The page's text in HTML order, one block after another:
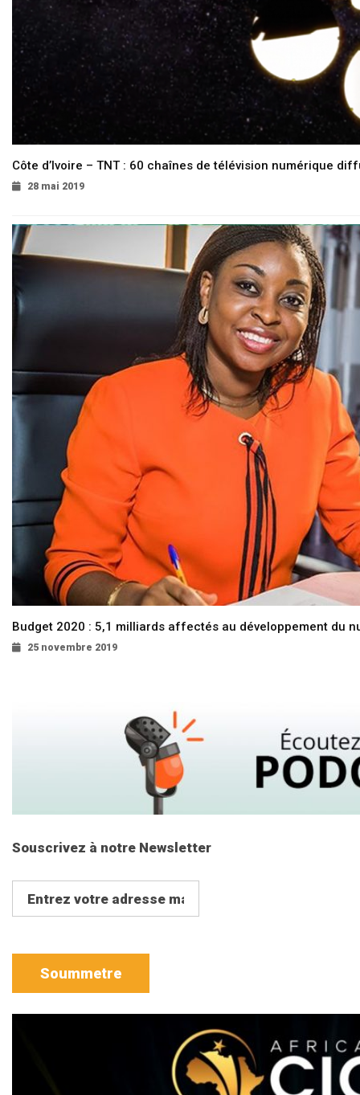
Côte d’Ivoire – TNT : 60 chaînes de télévision numérique
28 mai 2019
Budget 2020 : 5,1 milliards affectés au développement du
25 novembre 2019
Souscrivez à notre Newsletter